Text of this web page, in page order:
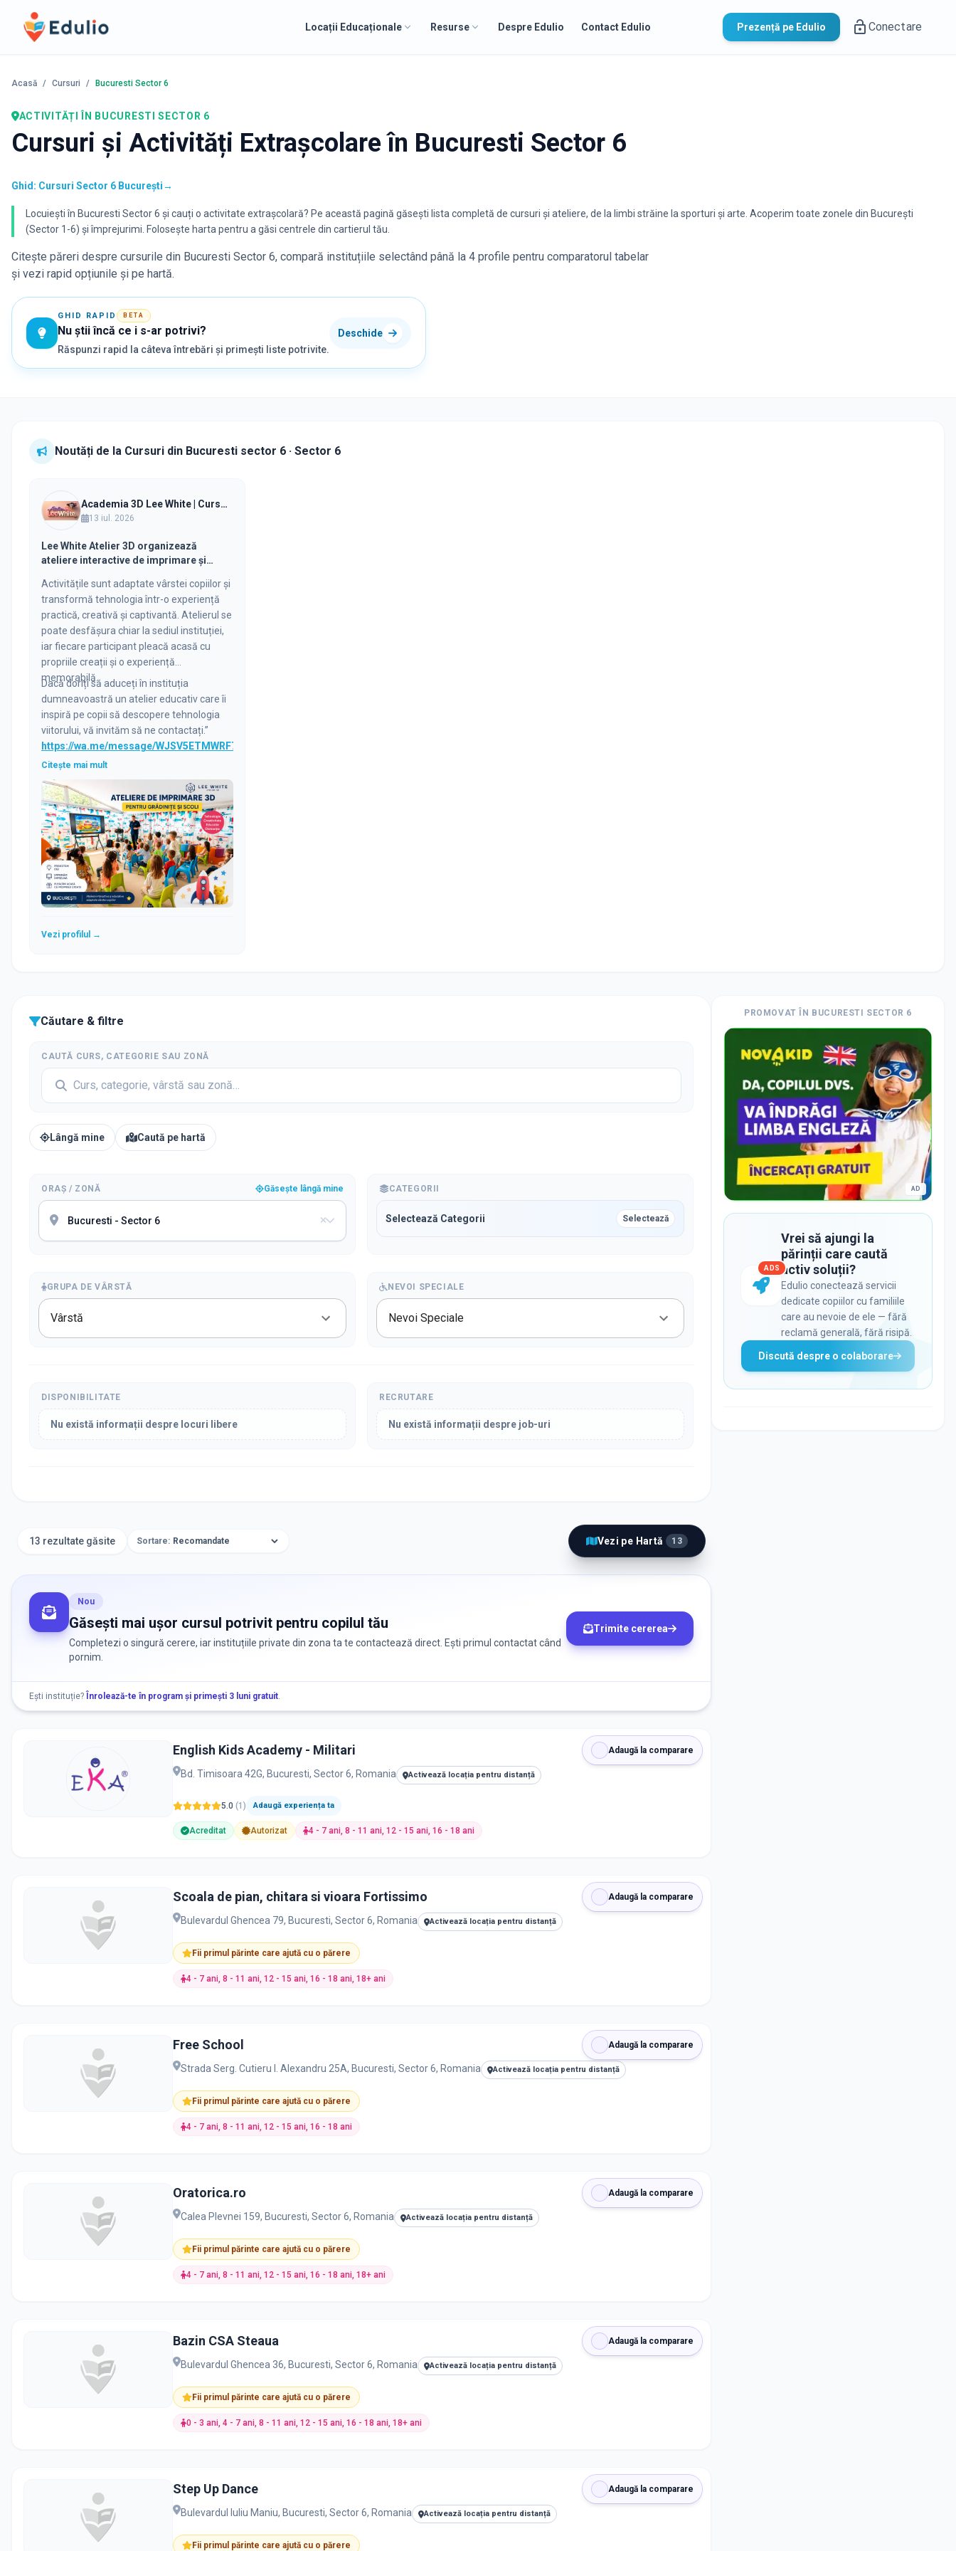
Edulio
Locații Educaționale Resurse Despre Edulio Contact Edulio Prezență pe Edulio Conectare
Acasă / Cursuri / Bucuresti Sector 6
ACTIVITĂȚI ÎN BUCURESTI SECTOR 6
Cursuri și Activități Extrașcolare în Bucuresti Sector 6
Ghid: Cursuri Sector 6 București→
Locuiești în Bucuresti Sector 6 și cauți o activitate extrașcolară? Pe această pagină găsești lista completă de cursuri și ateliere, de la limbi străine la sporturi și arte. Acoperim toate zonele din București
(Sector 1-6) și împrejurimi. Folosește harta pentru a găsi centrele din cartierul tău.
Citește păreri despre cursurile din Bucuresti Sector 6, compară instituțiile selectând până la 4 profile pentru comparatorul tabelar
și vezi rapid opțiunile și pe hartă.
GHID RAPID BETA
Nu știi încă ce i s-ar potrivi?
Răspunzi rapid la câteva întrebări și primești liste potrivite.
Deschide
Noutăți de la Cursuri din Bucuresti sector 6 · Sector 6
Academia 3D Lee White | Cursuri și Ateliere de Imprimare 3D pentru Copii
13 iul. 2026
Lee White Atelier 3D organizează
ateliere interactive de imprimare și
afterschool-uri din București.
Activitățile sunt adaptate vârstei copiilor și
transformă tehnologia într-o experiență
practică, creativă și captivantă. Atelierul se
poate desfășura chiar la sediul instituției,
iar fiecare participant pleacă acasă cu
propriile creații și o experiență
memorabilă.
Dacă doriți să aduceți în instituția
dumneavoastră un atelier educativ care îi
inspiră pe copii să descopere tehnologia
viitorului, vă invităm să ne contactați.”
https://wa.me/message/WJSV5ETMWRF7F1
Citește mai mult
Vezi profilul →
Căutare & filtre
CAUTĂ CURS, CATEGORIE SAU ZONĂ
Lângă mine Caută pe hartă
ORAȘ / ZONĂ Găsește lângă mine CATEGORII
Selectează Categorii Selectează
GRUPA DE VÂRSTĂ
Vârstă
NEVOI SPECIALE
Nevoi Speciale
DISPONIBILITATE
Nu există informații despre locuri libere
RECRUTARE
Nu există informații despre job-uri
13 rezultate găsite Sortare: Vezi pe Hartă 13
Nou
Găsești mai ușor cursul potrivit pentru copilul tău
Completezi o singură cerere, iar instituțiile private din zona ta te contactează direct. Ești primul contactat când
pornim.
Trimite cererea
Ești instituție? Înrolează-te în program și primești 3 luni gratuit.
Adaugă la comparare
English Kids Academy - Militari
Bd. Timisoara 42G, Bucuresti, Sector 6, Romania Activează locația pentru distanță
5.0 (1 ) Adaugă experiența ta
Acreditat Autorizat 4 - 7 ani, 8 - 11 ani, 12 - 15 ani, 16 - 18 ani
Adaugă la comparare
Scoala de pian, chitara si vioara Fortissimo
Bulevardul Ghencea 79, Bucuresti, Sector 6, Romania Activează locația pentru distanță
Fii primul părinte care ajută cu o părere
4 - 7 ani, 8 - 11 ani, 12 - 15 ani, 16 - 18 ani, 18+ ani
Adaugă la comparare
Free School
Strada Serg. Cutieru I. Alexandru 25A, Bucuresti, Sector 6, Romania Activează locația pentru distanță
Fii primul părinte care ajută cu o părere
4 - 7 ani, 8 - 11 ani, 12 - 15 ani, 16 - 18 ani
Adaugă la comparare
Oratorica.ro
Calea Plevnei 159, Bucuresti, Sector 6, Romania Activează locația pentru distanță
Fii primul părinte care ajută cu o părere
4 - 7 ani, 8 - 11 ani, 12 - 15 ani, 16 - 18 ani, 18+ ani
Adaugă la comparare
Bazin CSA Steaua
Bulevardul Ghencea 36, Bucuresti, Sector 6, Romania Activează locația pentru distanță
Fii primul părinte care ajută cu o părere
0 - 3 ani, 4 - 7 ani, 8 - 11 ani, 12 - 15 ani, 16 - 18 ani, 18+ ani
Adaugă la comparare
Step Up Dance
Bulevardul Iuliu Maniu, Bucuresti, Sector 6, Romania Activează locația pentru distanță
Fii primul părinte care ajută cu o părere
PROMOVAT ÎN BUCURESTI SECTOR 6
AD
ADS
Vrei să ajungi la
părinții care caută
activ soluții?
Edulio conectează servicii
dedicate copiilor cu familiile
care au nevoie de ele — fără
reclamă generală, fără risipă.
Discută despre o colaborare